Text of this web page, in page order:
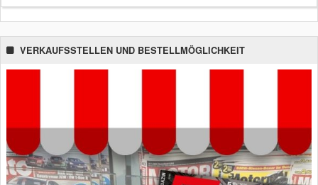
VERKAUFSSTELLEN UND BESTELLMÖGLICHKEIT